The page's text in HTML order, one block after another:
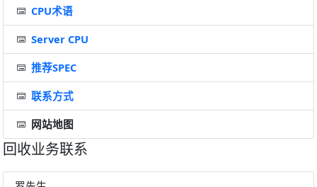
CPU术语
Server CPU
推荐SPEC
联系方式
网站地图
回收业务联系